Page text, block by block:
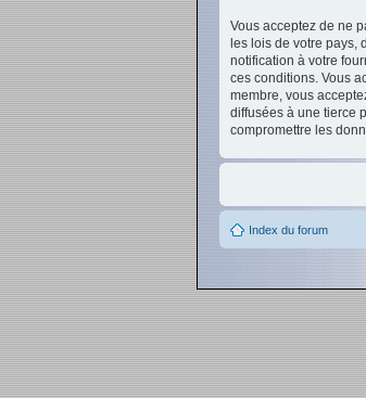
Vous acceptez de ne
les lois de votre pays,
notification à votre
ces conditions. Vous
membre, vous
diffusées à une tierce
compromettre les
Index du forum